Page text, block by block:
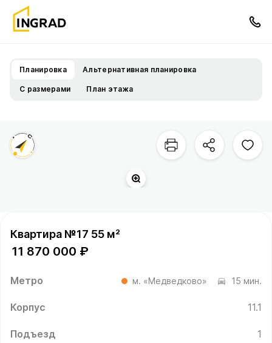
Планировка Альтернативная планировка
С размерами План этажа
Квартира №17 55 м²
11 870 000 ₽
Метро м. «Медведково» 15 мин.
Корпус 11.1
Подъезд 1